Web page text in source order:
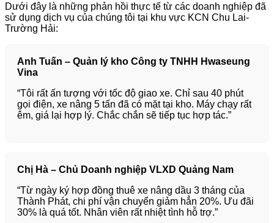
Dưới đây là những phản hồi thực tế từ các doanh nghiệp đã
sử dụng dịch vụ của chúng tôi tại khu vực KCN Chu Lai-
Trường Hải:
Anh Tuấn – Quản lý kho Công ty TNHH Hwaseung
Vina
“Tôi rất ấn tượng với tốc độ giao xe. Chỉ sau 40 phút
gọi điện, xe nâng 5 tấn đã có mặt tại kho. Máy chạy rất
êm, giá lại hợp lý. Chắc chắn sẽ tiếp tục hợp tác.”
Chị Hà – Chủ Doanh nghiệp VLXD Quảng Nam
“Từ ngày ký hợp đồng thuê xe nâng dầu 3 tháng của
Thành Phát, chi phí vận chuyển giảm hẳn 20%. Ưu đãi
30% là quá tốt. Nhân viên rất nhiệt tình hỗ trợ.”